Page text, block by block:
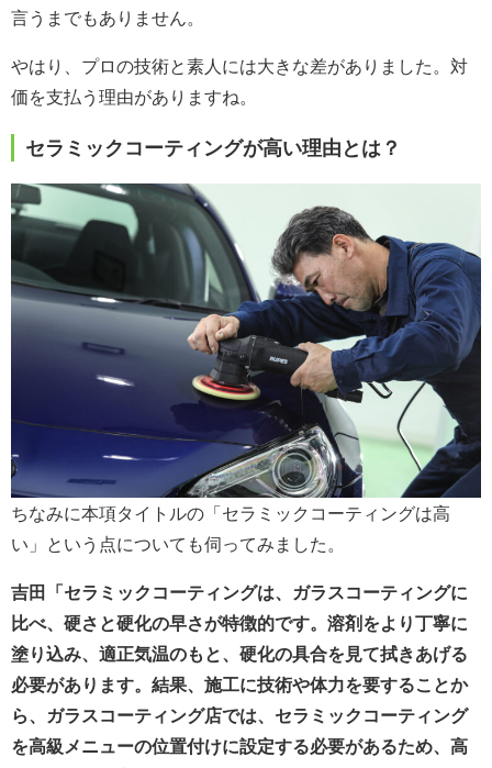
言うまでもありません。
やはり、プロの技術と素人には大きな差がありました。対
価を支払う理由がありますね。
セラミックコーティングが高い理由とは？
ちなみに本項タイトルの「セラミックコーティングは高
い」という点についても伺ってみました。
吉田「セラミックコーティングは、ガラスコーティングに
比べ、硬さと硬化の早さが特徴的です。溶剤をより丁寧に
塗り込み、適正気温のもと、硬化の具合を見て拭きあげる
必要があります。結果、施工に技術や体力を要することか
ら、ガラスコーティング店では、セラミックコーティング
を高級メニューの位置付けに設定する必要があるため、高